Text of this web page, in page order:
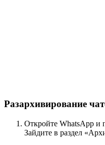
Разархивирование
Откройте WhatsApp и
Зайдите в раздел